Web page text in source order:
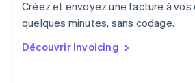
Créez et envoyez une facture à vos
quelques minutes, sans codage.
Découvrir Invoicing
Pologne
English
PortuguêsEnglish